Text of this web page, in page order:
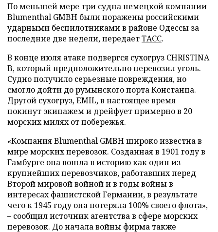
По меньшей мере три судна немецкой компании
Blumenthal GMBH были поражены российскими
ударными беспилотниками в районе Одессы за
последние две недели, передаетТАСС.
В конце июля атаке подвергся сухогруз CHRISTINA
B, который предположительно перевозил уголь.
Судно получило серьезные повреждения, но
смогло дойти до румынского порта Констанца.
Другой сухогруз, EMIL, в настоящее время
покинут экипажем и дрейфует примерно в 20
морских милях от побережья.
«Компания Blumenthal GMBH широко известна в
мире морских перевозок. Созданная в 1901 году в
Гамбурге она вошла в историю как один из
крупнейших перевозчиков, работавших перед
Второй мировой войной и в годы войны в
интересах фашистской Германии, в результате
чего к 1945 году она потеряла 100% своего флота»,
– сообщил источник агентства в сфере морских
перевозок. До начала войны фирма также